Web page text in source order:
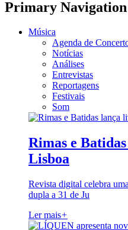
Primary Navigation
Música
Agenda de
Notícias
Análises
Entrevistas
Reportagens
Festivais
Som
Rimas e
Lisboa
Revista digital celebra
dupla a 31 de Ju
Ler mais+